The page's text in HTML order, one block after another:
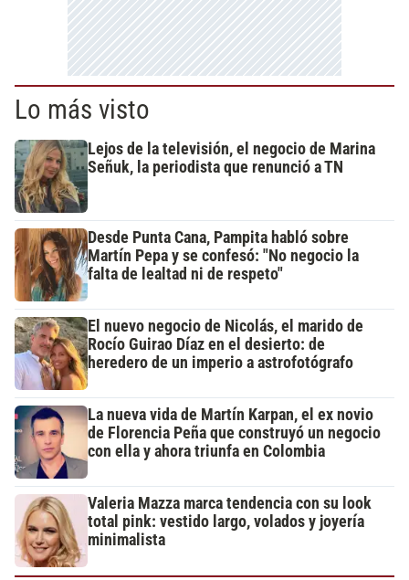
Lo más visto
Lejos de la televisión, el negocio de Marina
Señuk, la periodista que renunció a TN
Desde Punta Cana, Pampita habló sobre
Martín Pepa y se confesó: "No negocio la
falta de lealtad ni de respeto"
El nuevo negocio de Nicolás, el marido de
Rocío Guirao Díaz en el desierto: de
heredero de un imperio a astrofotógrafo
La nueva vida de Martín Karpan, el ex novio
de Florencia Peña que construyó un negocio
con ella y ahora triunfa en Colombia
Valeria Mazza marca tendencia con su look
total pink: vestido largo, volados y joyería
minimalista